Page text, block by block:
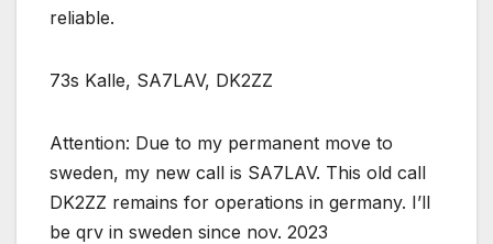
reliable.
73s Kalle, SA7LAV, DK2ZZ
Attention: Due to my permanent move to
sweden, my new call is SA7LAV. This old call
DK2ZZ remains for operations in germany. I’ll
be qrv in sweden since nov. 2023